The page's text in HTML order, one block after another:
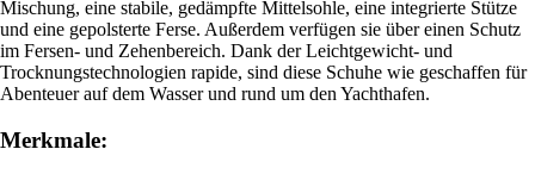
Mischung, eine stabile, gedämpfte Mittelsohle, eine integrierte Stütze
und eine gepolsterte Ferse. Außerdem verfügen sie über einen Schutz
im Fersen- und Zehenbereich. Dank der Leichtgewicht- und
Trocknungstechnologien rapide, sind diese Schuhe wie geschaffen für
Abenteuer auf dem Wasser und rund um den Yachthafen.
Merkmale: